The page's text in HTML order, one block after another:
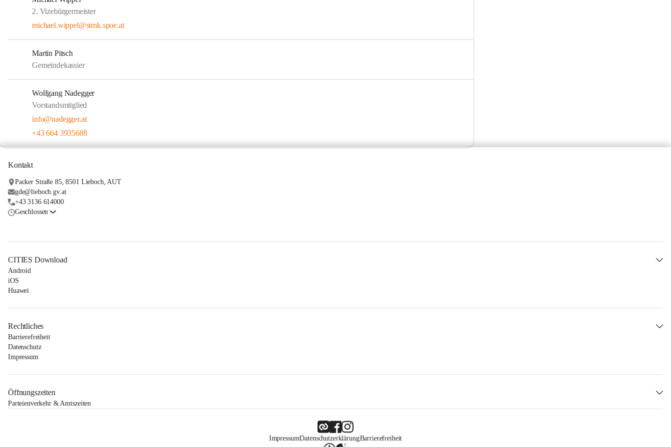
2. Vizebürgermeister
michael.wippel@stmk.spoe.at
Martin Pitsch
Gemeindekassier
Wolfgang Nadegger
Vorstandsmitglied
info@nadegger.at
+43 664 3935688
Kontakt
Packer Straße 85, 8501 Lieboch, AUT
gde@lieboch.gv.at
+43 3136 614000
Geschlossen
CITIES Download
Android
iOS
Huawei
Rechtliches
Barrierefreiheit
Datenschutz
Impressum
Öffnungszeiten
Parteienverkehr & Amtszeiten
ImpressumDatenschutzerklärungBarrierefreiheit